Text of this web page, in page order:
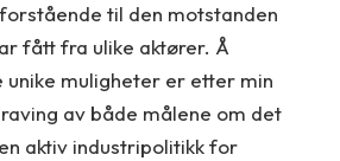
til den motstanden
fått fra ulike aktører. Å
unike muligheter er etter min
av både målene om det
aktiv industripolitikk for